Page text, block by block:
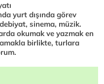
yurt dışında görev
sinema, müzik.
okumak ve yazmak en
birlikte, turlara